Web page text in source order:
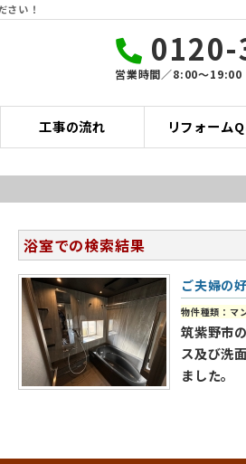
さい！
営業時間／8:00〜19:00
工事の流れ リフォーム
浴室での検索結果
ご夫婦の
物件種類：マ
筑紫野市
ス及び洗
ました。